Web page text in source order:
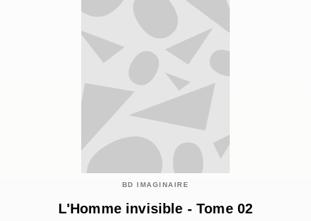
BD IMAGINAIRE
L'Homme invisible - Tome 02